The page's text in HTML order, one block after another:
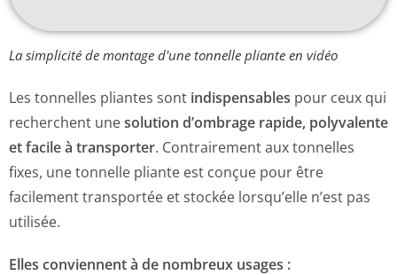
La simplicité de montage d'une tonnelle pliante en vidéo
Les tonnelles pliantes sont indispensables pour ceux qui
recherchent unesolution d’ombrage rapide, polyvalente
et facile à transporter. Contrairement aux tonnelles
fixes, une tonnelle pliante est conçue pour être
facilement transportée et stockée lorsqu’elle n’est pas
utilisée.
Elles conviennent à de nombreux usages :